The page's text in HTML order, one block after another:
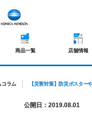
商品一覧 店舗情報
コラム
公開日：2019.08.01